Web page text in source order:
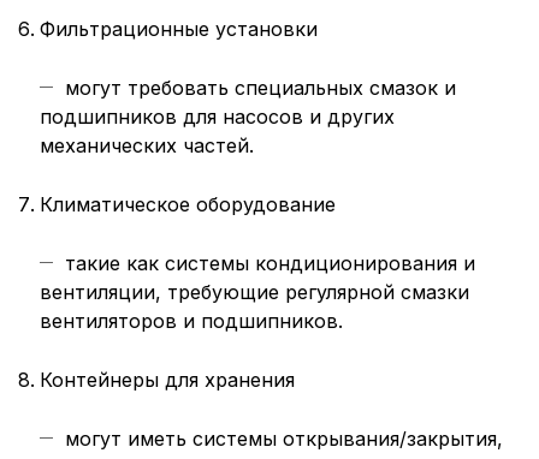
Фильтрационные установки
могут требовать специальных смазок и
подшипников для насосов и других
механических частей.
Климатическое оборудование
такие как системы кондиционирования и
вентиляции, требующие регулярной смазки
вентиляторов и подшипников.
Контейнеры для хранения
могут иметь системы открывания/закрытия,